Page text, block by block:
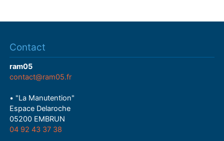
Contact
ram05
contact@ram05.fr
• "La Manutention"
Espace Delaroche
05200 EMBRUN
04 92 43 37 38